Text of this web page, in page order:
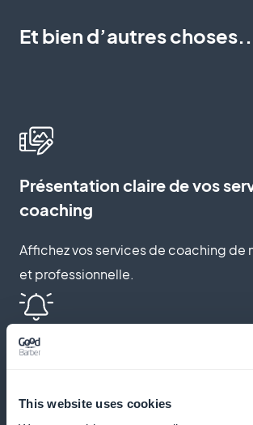
This website uses cookies
Et bien d’autres
Présentation claire de vos
coaching
Affichez vos services de coaching de
et professionnelle.
Notifications push et rappels